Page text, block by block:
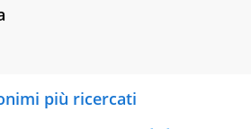
più ricercati